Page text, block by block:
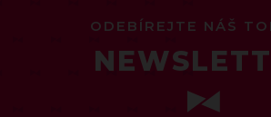
ODEBÍREJTE NÁŠ